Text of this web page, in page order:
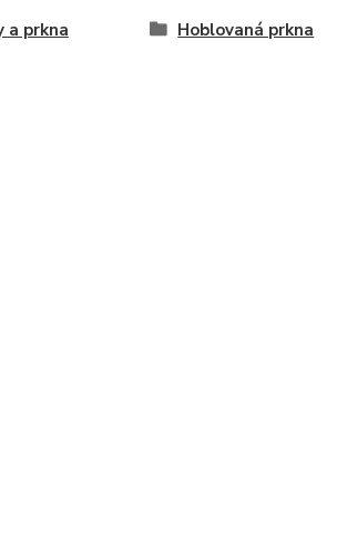
a prkna Hoblovaná prkna